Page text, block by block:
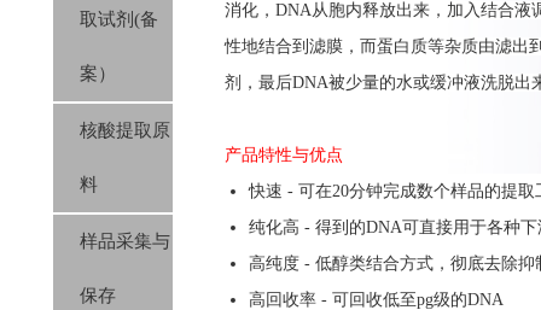
列）
取试剂(备
案）
核酸提取原
料
样品采集与
保存
消化， DNA从胞内释放出来，加入结合液
性地结合到 滤膜 ，而蛋白质等杂质由滤出
剂， 最后DNA被少量的水或缓冲液洗脱出
产品特性与优点
快速 - 可在20分钟完成数个样品的提取
纯化高 - 得到的DNA可直接用于各种下
高纯度 - 低醇类结合方式，彻底去除抑
高回收率 - 可回收低至pg级的DNA